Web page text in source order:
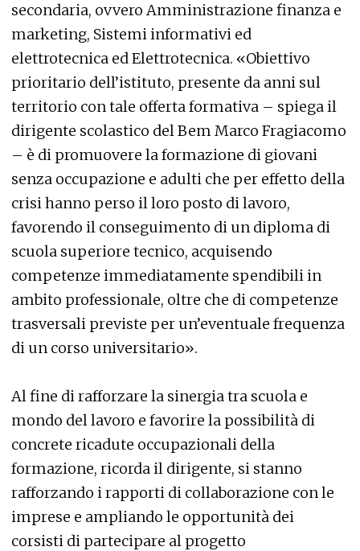
secondaria, ovvero Amministrazione finanza e
marketing, Sistemi informativi ed
elettrotecnica ed Elettrotecnica. «Obiettivo
prioritario dell’istituto, presente da anni sul
territorio con tale offerta formativa – spiega il
dirigente scolastico del Bem Marco Fragiacomo
– è di promuovere la formazione di giovani
senza occupazione e adulti che per effetto della
crisi hanno perso il loro posto di lavoro,
favorendo il conseguimento di un diploma di
scuola superiore tecnico, acquisendo
competenze immediatamente spendibili in
ambito professionale, oltre che di competenze
trasversali previste per un’eventuale frequenza
di un corso universitario».
Al fine di rafforzare la sinergia tra scuola e
mondo del lavoro e favorire la possibilità di
concrete ricadute occupazionali della
formazione, ricorda il dirigente, si stanno
rafforzando i rapporti di collaborazione con le
imprese e ampliando le opportunità dei
corsisti di partecipare al progetto